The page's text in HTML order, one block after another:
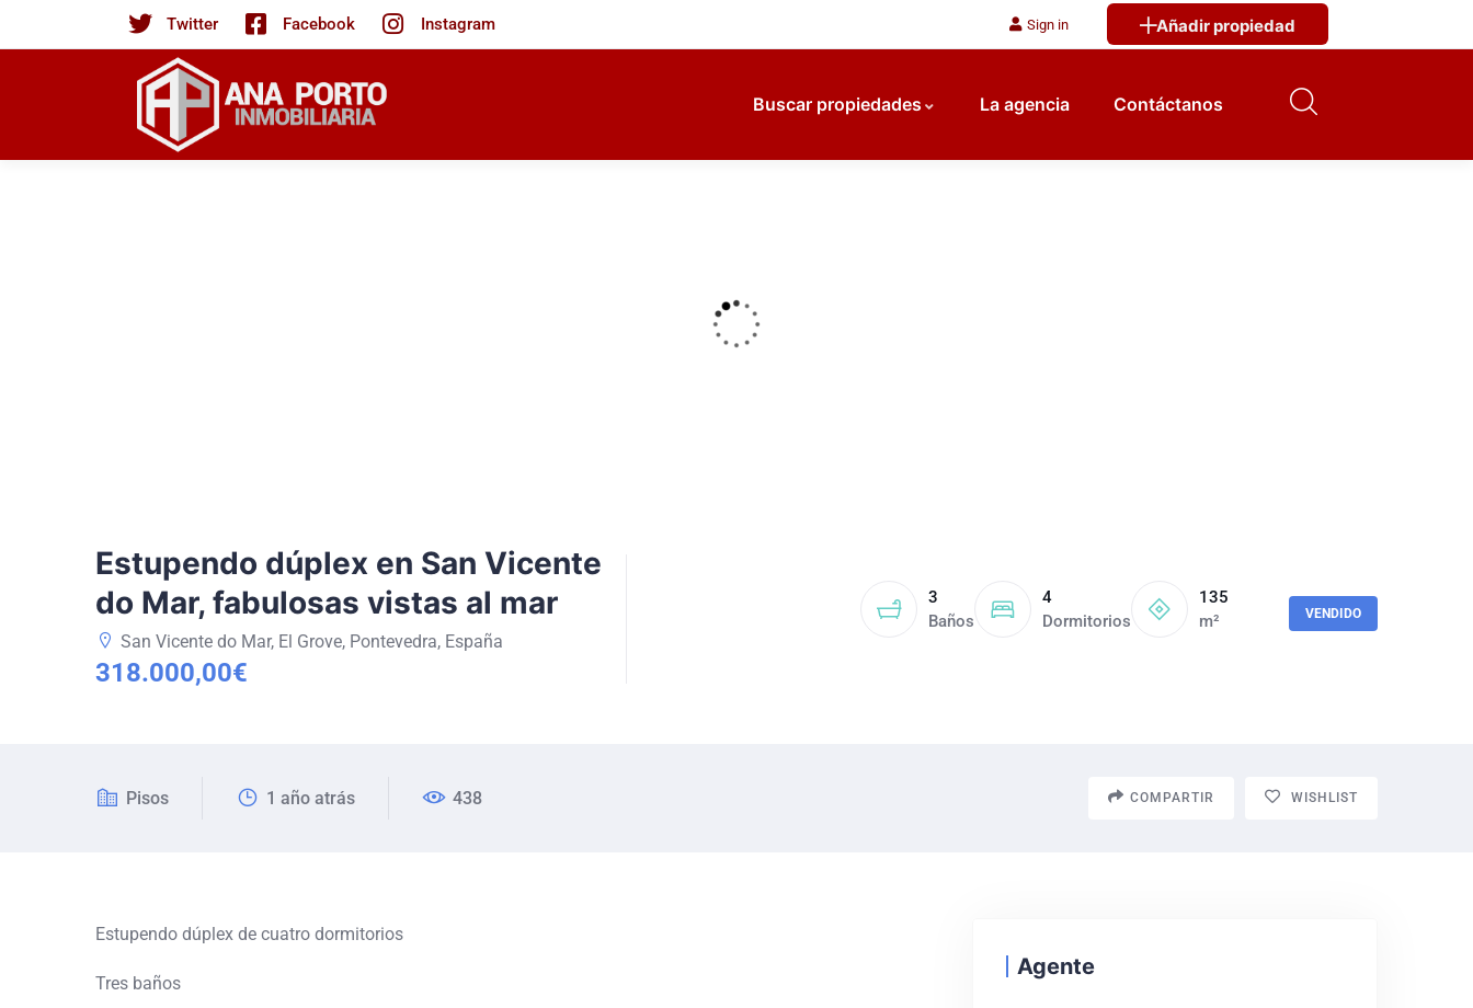
Twitter Facebook Instagram Sign in Añadir propiedad
Buscar propiedades La agencia Contáctanos
Estupendo dúplex en San Vicente
do Mar, fabulosas vistas al mar
San Vicente do Mar, El Grove, Pontevedra, España
318.000,00€
3
Baños
4
Dormitorios
135
m²
VENDIDO
Pisos 1 año atrás 438 COMPARTIR WISHLIST
Estupendo dúplex de cuatro dormitorios
Tres baños
Agente